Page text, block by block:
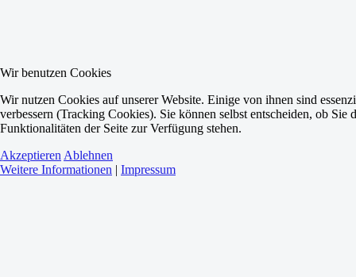
Wir benutzen Cookies
Wir nutzen Cookies auf unserer Website. Einige von ihnen sind
verbessern (Tracking Cookies). Sie können selbst entscheiden, ob
Funktionalitäten der Seite zur Verfügung stehen.
Akzeptieren Ablehnen
Weitere Informationen | Impressum